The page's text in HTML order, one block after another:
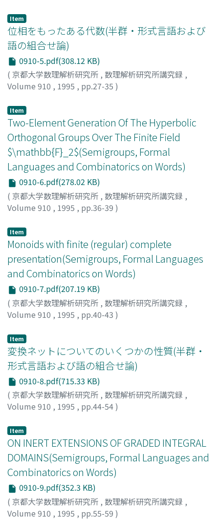
ム;ヨコヤマ, ヒロアキ
Item
位相をもったある代数(半群・形式言語および
語の組合せ論)
0910-5.pdf(308.12 KB)
( 京都大学数理解析研究所 , 数理解析研究所講究録 ,
Volume 910 , 1995 , pp.27-35 )
Item
Two-Element Generation Of The Hyperbolic
Orthogonal Groups Over The Finite Field
$\mathbb{F}_2$(Semigroups, Formal
Languages and Combinatorics on Words)
0910-6.pdf(278.02 KB)
( 京都大学数理解析研究所 , 数理解析研究所講究録 ,
Volume 910 , 1995 , pp.36-39 )
Item
Monoids with finite (regular) complete
presentation(Semigroups, Formal Languages
and Combinatorics on Words)
0910-7.pdf(207.19 KB)
( 京都大学数理解析研究所 , 数理解析研究所講究録 ,
Volume 910 , 1995 , pp.40-43 )
コバヤシ, ユウジ
Item
変換ネットについてのいくつかの性質(半群・
形式言語および語の組合せ論)
0910-8.pdf(715.33 KB)
( 京都大学数理解析研究所 , 数理解析研究所講究録 ,
Volume 910 , 1995 , pp.44-54)
Inomata, T.
Item
ON INERT EXTENSIONS OF GRADED INTEGRAL
DOMAINS(Semigroups, Formal Languages and
Combinatorics on Words)
0910-9.pdf(352.3 KB)
( 京都大学数理解析研究所 , 数理解析研究所講究録 ,
Volume 910 , 1995 , pp.55-59 )